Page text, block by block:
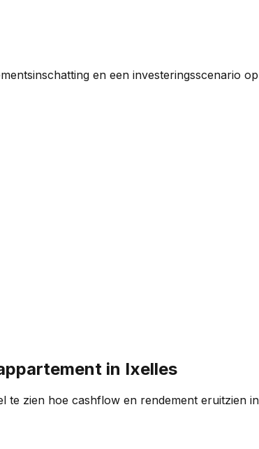
en een investeringsscenario
in Ixelles
te zien hoe cashflow en rendement eruitzien in